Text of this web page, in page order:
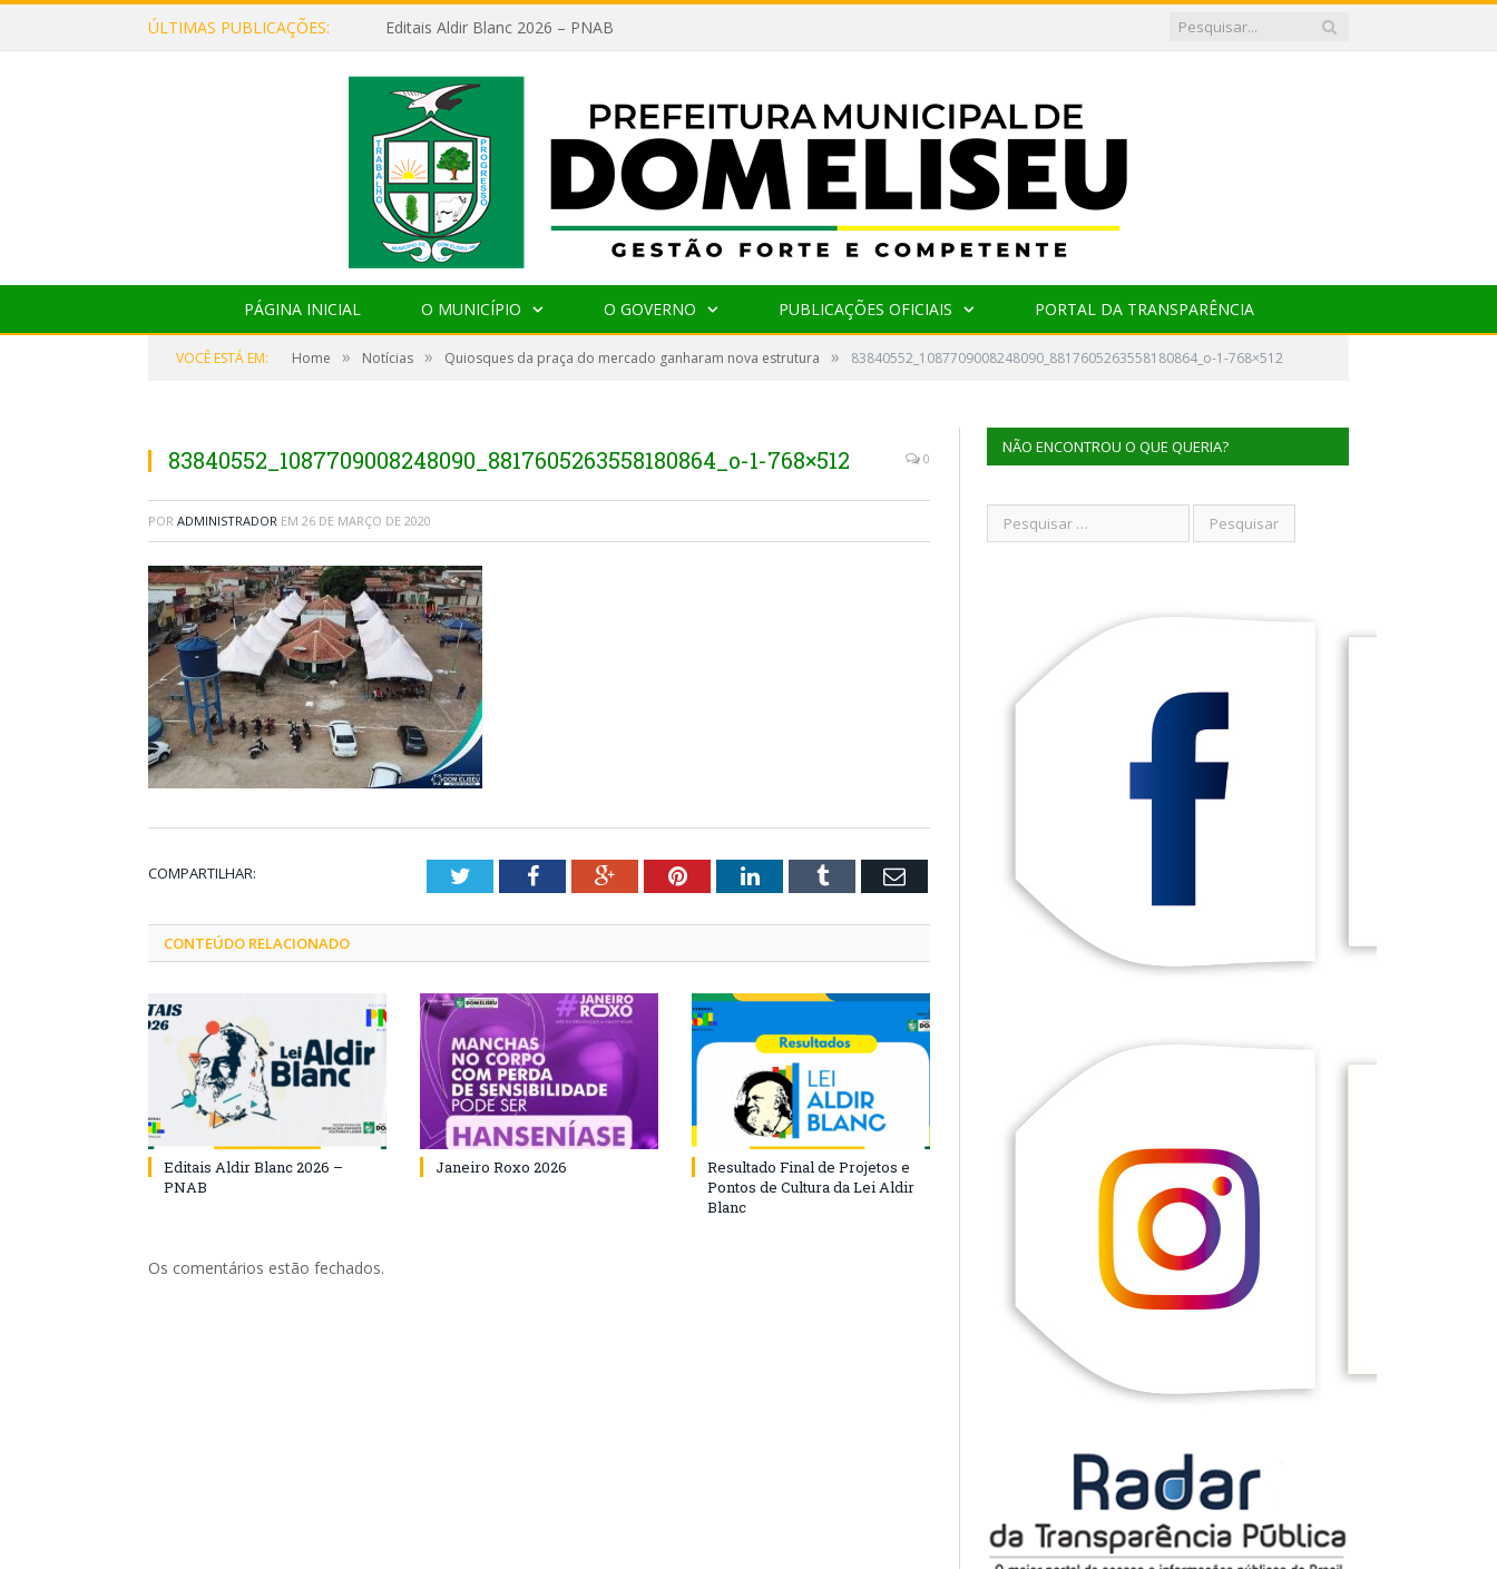
ÚLTIMAS PUBLICAÇÕES: Editais Aldir Blanc 2026 – PNAB
PÁGINA INICIAL O MUNICÍPIO O GOVERNO PUBLICAÇÕES OFICIAIS PORTAL DA TRANSPARÊNCIA
VOCÊ ESTÁ EM: Home » Notícias » Quiosques da praça do mercado ganharam nova estrutura » 83840552_1087709008248090_8817605263558180864_o-1-768×512
83840552_1087709008248090_8817605263558180864_o-1-768×512 0
POR ADMINISTRADOR EM 26 DE MARÇO DE 2020
COMPARTILHAR: TwitterFacebookGoogle+PinterestLinkedInTumblr Email
CONTEÚDO RELACIONADO
Editais Aldir Blanc 2026 –
PNAB
Janeiro Roxo 2026
Resultado Final de Projetos e
Pontos de Cultura da Lei Aldir
Blanc
Os comentários estão fechados.
NÃO ENCONTROU O QUE QUERIA?